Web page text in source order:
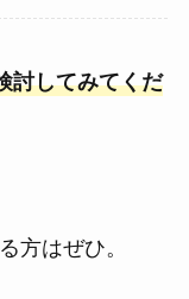
討してみてくだ
方はぜひ。